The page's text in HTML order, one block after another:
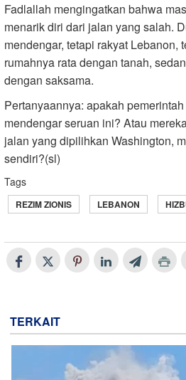
Fadlallah mengingatkan bahwa
menarik diri dari jalan yang salah.
mendengar, tetapi rakyat Lebanon,
rumahnya rata dengan tanah,
dengan saksama.
Pertanyaannya: apakah
mendengar seruan ini? Atau
jalan yang dipilihkan Washington,
sendiri?(sl)
Tags
REZIM ZIONIS LEBANON
TERKAIT